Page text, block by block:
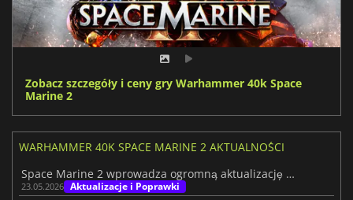
Zobacz szczegóły i ceny gry Warhammer 40k Space
Marine 2
WARHAMMER 40K SPACE MARINE 2 AKTUALNOŚCI
Space Marine 2 wprowadza ogromną aktualizację Purgation
23.05.2026 Aktualizacje i Poprawki